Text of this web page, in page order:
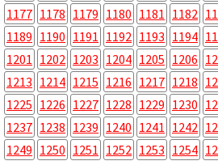
1177 1178 1179 1180 1181 1182
1189 1190 1191 1192 1193 1194
1201 1202 1203 1204 1205 1206
1213 1214 1215 1216 1217 1218
1225 1226 1227 1228 1229 1230
1237 1238 1239 1240 1241 1242
1249 1250 1251 1252 1253 1254